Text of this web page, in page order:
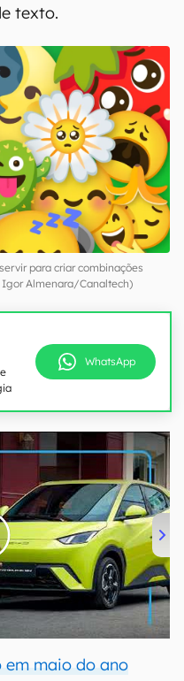
texto.
para criar combinações
Almenara/Canaltech)
WhatsApp
maio do ano